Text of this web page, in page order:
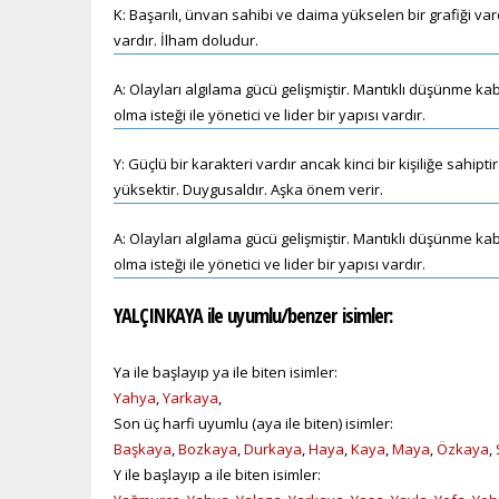
K: Başarılı, ünvan sahibi ve daima yükselen bir grafiği
vardır. İlham doludur.
A: Olayları algılama gücü gelişmiştir. Mantıklı
olma isteği ile yönetici ve lider bir yapısı vardır.
Y: Güçlü bir karakteri vardır ancak kinci bir kişiliğe
yüksektir. Duygusaldır. Aşka önem verir.
A: Olayları algılama gücü gelişmiştir. Mantıklı
olma isteği ile yönetici ve lider bir yapısı vardır.
YALÇINKAYA ile uyumlu/benzer isimler:
Ya ile başlayıp ya ile biten isimler:
Yahya,Yarkaya,
Son üç harfi uyumlu (aya ile biten) isimler:
Başkaya,Bozkaya,Durkaya,Haya,Kaya,Maya,Özkaya,
Y ile başlayıp a ile biten isimler: